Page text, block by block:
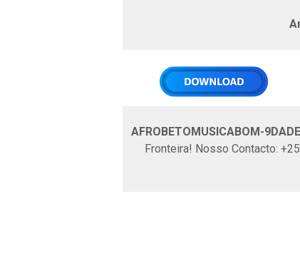
AFROBETOMUSICABOM-
Fronteira! Nosso Contacto: